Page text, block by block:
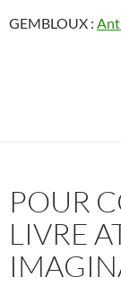
GEMBLOUX :
POUR
LIVRE